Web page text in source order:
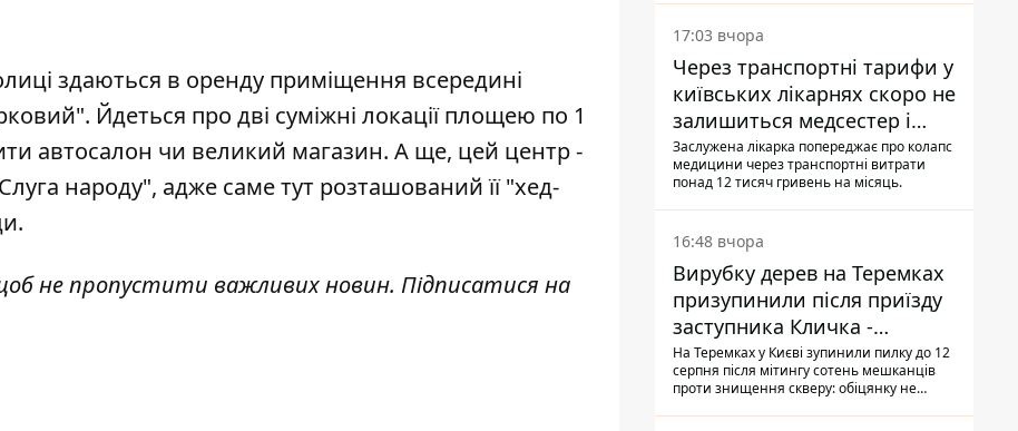
здаються в оренду приміщення всередині
. Йдеться про дві суміжні локації площею по 1
автосалон чи великий магазин. А ще, цей центр -
народу", адже саме тут розташований її "хед-
не пропустити важливих новин. Підписатися на
17:03 вчора
Через транспортні тарифи у
київських лікарнях скоро не
залишиться медсестер і
санітарок - професор
Голубовська
Заслужена лікарка попереджає про колапс
медицини через транспортні витрати
понад 12 тисяч гривень на місяць.
16:48 вчора
Вирубку дерев на Теремках
призупинили після приїзду
заступника Кличка -
почався діалог
На Теремках у Києві зупинили пилку до 12
серпня після мітингу сотень мешканців
проти знищення скверу: обіцянку не